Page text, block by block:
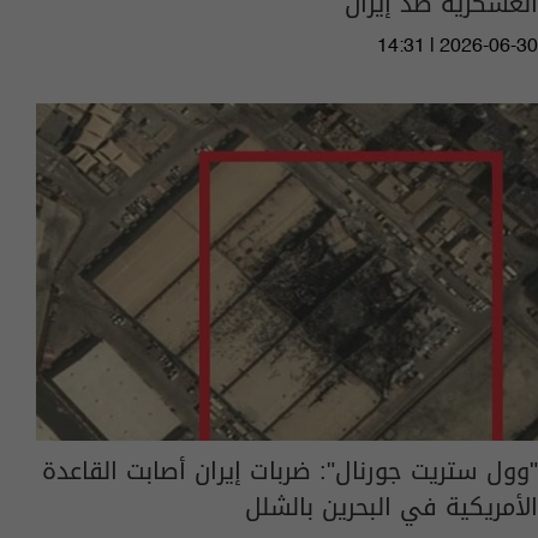
14:31 | 2026-06-30
"وول ستريت جورنال": ضربات إيران أصابت القاعدة
الأمريكية في البحرين بالشلل